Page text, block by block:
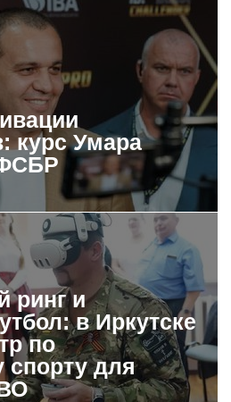
курс Умара
ринг и
в Иркутске
по
спорту для